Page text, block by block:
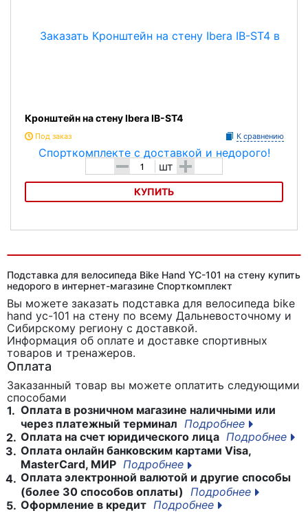
Кронштейн на стену Ibera IB-ST4
Под заказ К сравнению
- шт +
КУПИТЬ
Подставка для велосипеда Bike Hand YC-101 на стену купить
недорого в интернет-магазине Спорткомплект
Вы можете заказать подставка для велосипеда bike
hand yc-101 на стену по всему Дальневосточному и
Сибирскому региону с доставкой.
Информация об оплате и доставке спортивных
товаров и тренажеров.
Оплата
Заказанный товар вы можете оплатить следующими
способами
1. Оплата в розничном магазине наличными или
через платежный терминал Подробнее
2. Оплата на счет юридического лица Подробнее
3. Оплата онлайн банковским картами Visa,
MasterCard, МИР Подробнее
4. Оплата электронной валютой и другие способы
(более 30 способов оплаты)
Подробнее
5. Оформление в кредит Подробнее